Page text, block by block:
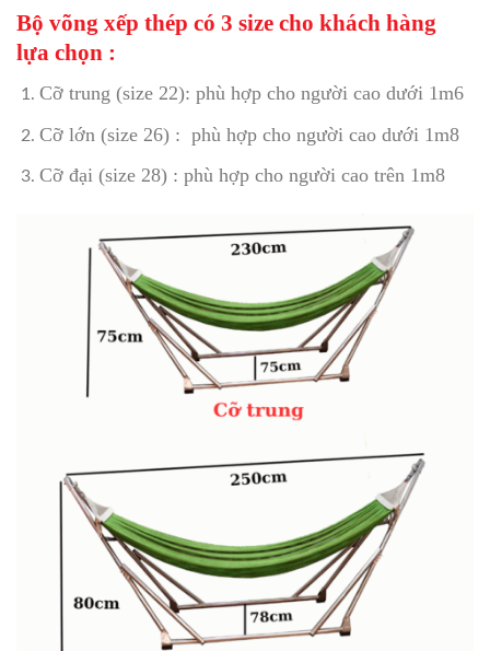
Bộ võng xếp thép có 3 size cho khách hàng
lựa chọn :
Cỡ trung (size 22): phù hợp cho người cao dưới 1m6
Cỡ lớn (size 26) : phù hợp cho người cao dưới 1m8
Cỡ đại (size 28) : phù hợp cho người cao trên 1m8